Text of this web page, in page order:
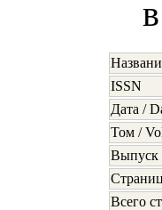
в
ISSN
Дата /
Том /
Выпуск
Всего